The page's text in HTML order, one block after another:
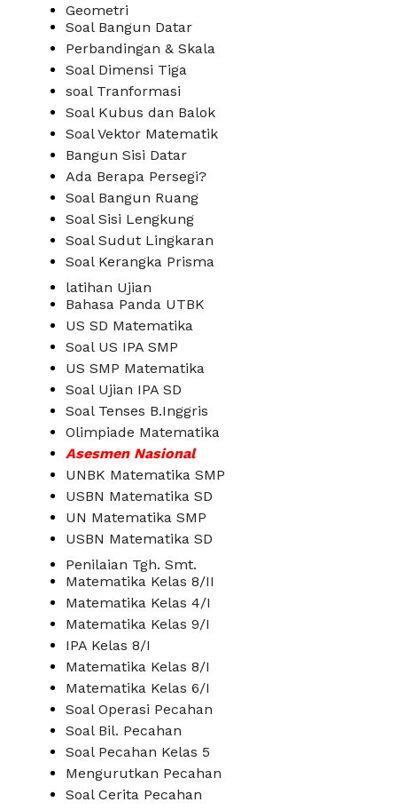
Geometri
Soal Bangun Datar
Perbandingan & Skala
Soal Dimensi Tiga
soal Tranformasi
Soal Kubus dan Balok
Soal Vektor Matematik
Bangun Sisi Datar
Ada Berapa Persegi?
Soal Bangun Ruang
Soal Sisi Lengkung
Soal Sudut Lingkaran
Soal Kerangka Prisma
latihan Ujian
Bahasa Panda UTBK
US SD Matematika
Soal US IPA SMP
US SMP Matematika
Soal Ujian IPA SD
Soal Tenses B.Inggris
Olimpiade Matematika
Asesmen Nasional
UNBK Matematika SMP
USBN Matematika SD
UN Matematika SMP
USBN Matematika SD
Penilaian Tgh. Smt.
Matematika Kelas 8/II
Matematika Kelas 4/I
Matematika Kelas 9/I
IPA Kelas 8/I
Matematika Kelas 8/I
Matematika Kelas 6/I
Soal Operasi Pecahan
Soal Bil. Pecahan
Soal Pecahan Kelas 5
Mengurutkan Pecahan
Soal Cerita Pecahan